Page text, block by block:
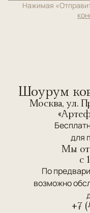
Нажимая
Шоурум
Москва, ул.
для
Мы
c
По
возможно
+7